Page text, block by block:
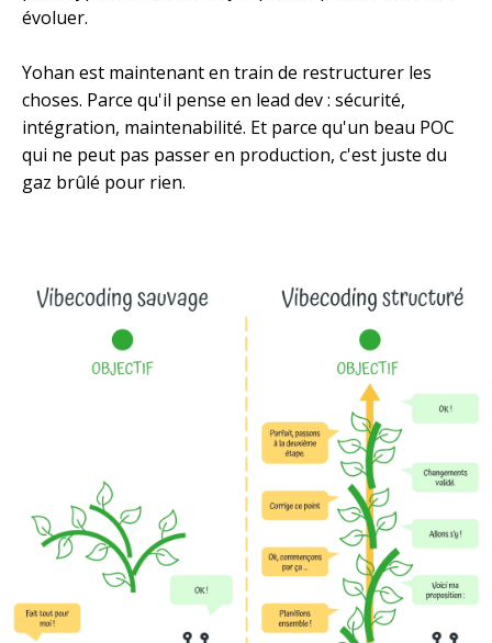
évoluer.
Yohan est maintenant en train de restructurer les
choses. Parce qu'il pense en lead dev : sécurité,
intégration, maintenabilité. Et parce qu'un beau POC
qui ne peut pas passer en production, c'est juste du
gaz brûlé pour rien.